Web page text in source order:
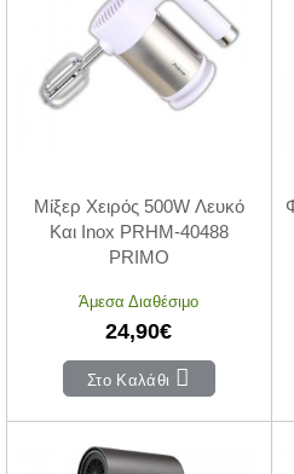
Μίξερ Χειρός 500W Λευκό
Και Inox PRHM-40488
PRIMO
Άμεσα Διαθέσιμο
24,90€
Στο Καλάθι